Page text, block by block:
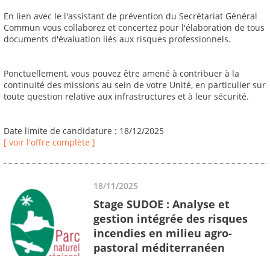
En lien avec le l'assistant de prévention du Secrétariat Général
Commun vous collaborez et concertez pour l'élaboration de tous
documents d'évaluation liés aux risques professionnels.
Ponctuellement, vous pouvez être amené à contribuer à la
continuité des missions au sein de votre Unité, en particulier sur
toute question relative aux infrastructures et à leur sécurité.
Date limite de candidature : 18/12/2025
[ voir l'offre complète ]
18/11/2025
Stage SUDOE : Analyse et
gestion intégrée des risques
incendies en milieu agro-
pastoral méditerranéen